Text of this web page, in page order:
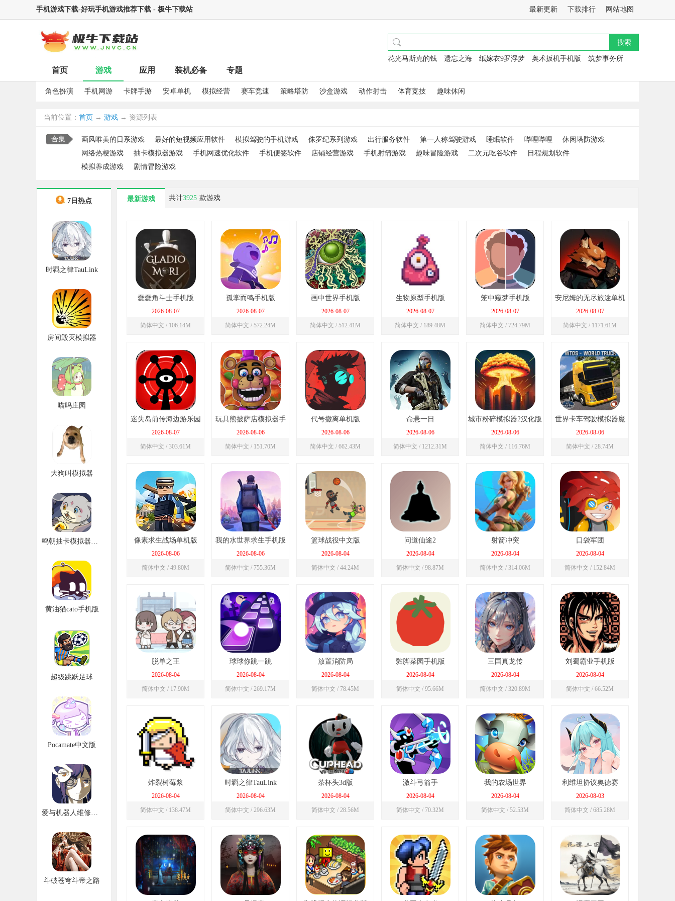
最新更新 下载排行 网站地图
手机游戏下载-好玩手机游戏推荐下载 - 极牛下载站
花光马斯克的钱 遗忘之海 纸嫁衣9罗浮梦 奥术扳机手机版 筑梦事务所
首页 游戏 应用 装机必备 专题
角色扮演 手机网游 卡牌手游 安卓单机 模拟经营 赛车竞速 策略塔防 沙盒游戏 动作射击 体育竞技 趣味休闲
当前位置： 首页 → 游戏 → 资源列表
合集 画风唯美的日系游戏 最好的短视频应用软件 模拟驾驶的手机游戏 侏罗纪系列游戏 出行服务软件 第一人称驾驶游戏 睡眠软件 哔哩哔哩
休闲塔防游戏
网络热梗游戏
抽卡模拟器游戏 手机网速优化软件 手机便签软件 店铺经营游戏 手机射箭游戏 趣味冒险游戏 二次元吃谷软件
日程规划软件
模拟养成游戏
剧情冒险游戏
最新游戏 共计3925 款游戏
蠢蠢角斗士手机版
2026-08-07
简体中文 / 106.14M
孤掌而鸣手机版
2026-08-07
简体中文 / 572.24M
画中世界手机版
2026-08-07
简体中文 / 512.41M
生物原型手机版
2026-08-07
简体中文 / 189.48M
笼中窥梦手机版
2026-08-07
简体中文 / 724.79M
安尼姆的无尽旅途单机
版
2026-08-07
简体中文 / 1171.61M
迷失岛前传海边游乐园
完整版
2026-08-07
简体中文 / 303.61M
玩具熊披萨店模拟器手
机版
2026-08-06
简体中文 / 151.70M
代号撤离单机版
2026-08-06
简体中文 / 662.43M
命悬一日
2026-08-06
简体中文 / 1212.31M
城市粉碎模拟器2汉化版
2026-08-06
简体中文 / 116.76M
世界卡车驾驶模拟器魔
改版
2026-08-06
简体中文 / 28.74M
像素求生战场单机版
2026-08-06
简体中文 / 49.80M
我的水世界求生手机版
2026-08-06
简体中文 / 755.36M
篮球战役中文版
2026-08-04
简体中文 / 44.24M
问道仙途2
2026-08-04
简体中文 / 98.87M
射箭冲突
2026-08-04
简体中文 / 314.06M
口袋军团
2026-08-04
简体中文 / 152.84M
脱单之王
2026-08-04
简体中文 / 17.90M
球球你跳一跳
2026-08-04
简体中文 / 269.17M
放置消防局
2026-08-04
简体中文 / 78.45M
黏脚菜园手机版
2026-08-04
简体中文 / 95.66M
三国真龙传
2026-08-04
简体中文 / 320.89M
刘蜀霸业手机版
2026-08-04
简体中文 / 66.52M
炸裂树莓浆
2026-08-04
简体中文 / 138.47M
时羁之律TauLink
2026-08-04
简体中文 / 296.63M
茶杯头3d版
2026-08-04
简体中文 / 28.56M
激斗弓箭手
2026-08-04
简体中文 / 70.32M
我的农场世界
2026-08-04
简体中文 / 52.53M
利维坦协议奥德赛
2026-08-03
简体中文 / 685.28M
7日热点
时羁之律TauLink
房间毁灭模拟器
喵呜庄园
大狗叫模拟器
鸣朝抽卡模拟器大聪明版
黄油猫cato手机版
超级跳跃足球
Pocamate中文版
爱与机器人维修技术
斗破苍穹斗帝之路